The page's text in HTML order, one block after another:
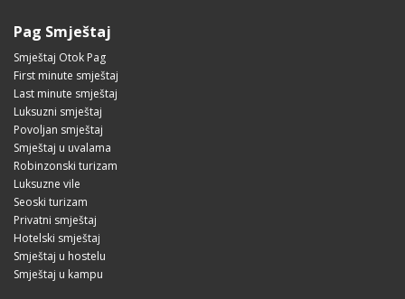
Pag Smještaj
Smještaj Otok Pag
First minute smještaj
Last minute smještaj
Luksuzni smještaj
Povoljan smještaj
Smještaj u uvalama
Robinzonski turizam
Luksuzne vile
Seoski turizam
Privatni smještaj
Hotelski smještaj
Smještaj u hostelu
Smještaj u kampu